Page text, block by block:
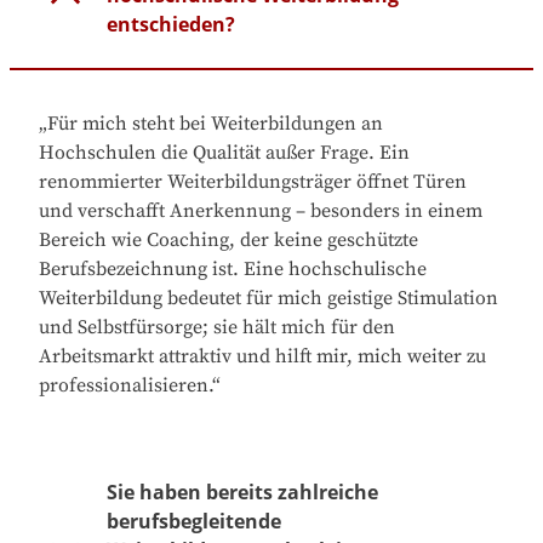
entschieden?
„Für mich steht bei Weiterbildungen an
Hochschulen die Qualität außer Frage. Ein
renommierter Weiterbildungsträger öffnet Türen
und verschafft Anerkennung – besonders in einem
Bereich wie Coaching, der keine geschützte
Berufsbezeichnung ist. Eine hochschulische
Weiterbildung bedeutet für mich geistige Stimulation
und Selbstfürsorge; sie hält mich für den
Arbeitsmarkt attraktiv und hilft mir, mich weiter zu
professionalisieren.“
Sie haben bereits zahlreiche
berufsbegleitende